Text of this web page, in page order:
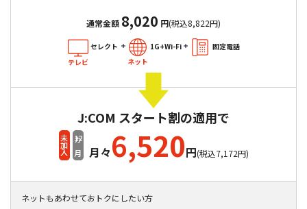
通常金額 8,020 円(税込8,822円)
テレビ
セレクト
ネット
1G+Wi-Fi 固定電話
J:COM スタート割の適用で
未加入 12
カ月 月々6,520円(税込7,172円)
ネットもあわせておトクにしたい方